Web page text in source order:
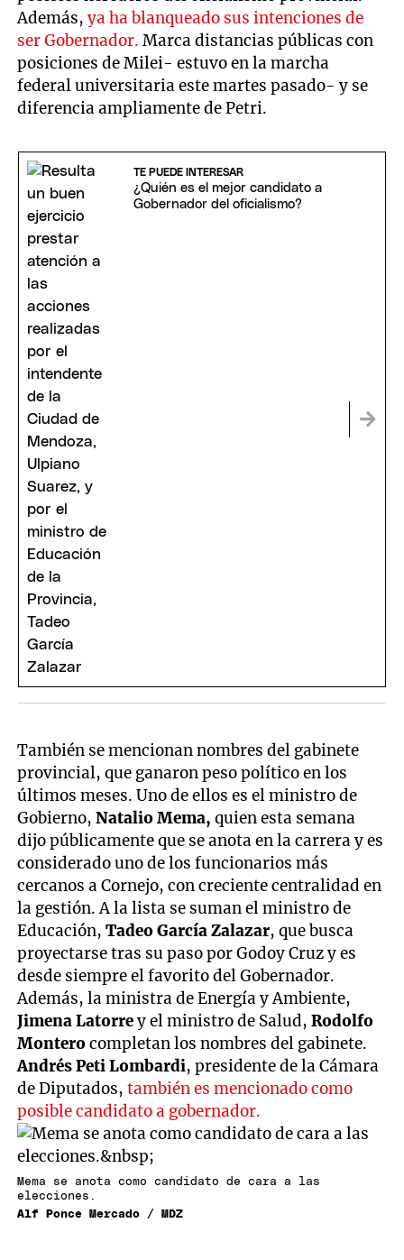
Además,ya ha blanqueado sus intenciones de
ser Gobernador. Marca distancias públicas con
posiciones de Milei- estuvo en la marcha
federal universitaria este martes pasado- y se
diferencia ampliamente de Petri.
TE PUEDE INTERESAR
¿Quién es el mejor candidato a
Gobernador del oficialismo?
También se mencionan nombres del gabinete
provincial, que ganaron peso político en los
últimos meses. Uno de ellos es el ministro de
Gobierno,NatalioMema,quien esta semana
dijo públicamente que se anota en la carrera y es
considerado uno de los funcionarios más
cercanos a Cornejo, con creciente centralidad en
la gestión. A la lista se suman el ministro de
Educación,Tadeo García Zalazar, que busca
proyectarse tras su paso por Godoy Cruz y es
desde siempre el favorito del Gobernador.
Además, la ministra de Energía y Ambiente,
Jimena Latorrey el ministro de Salud,Rodolfo
Monterocompletan los nombres del gabinete.
Andrés Peti Lombardi, presidente de la Cámara
de Diputados,también es mencionado como
posible candidato a gobernador.
Mema se anota como candidato de cara a las
elecciones.
Alf Ponce Mercado / MDZ